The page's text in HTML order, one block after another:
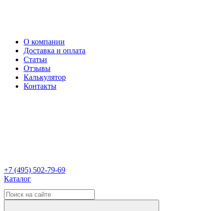
О компании
Доставка и оплата
Статьи
Отзывы
Калькулятор
Контакты
+7 (495) 502-79-69
Каталог